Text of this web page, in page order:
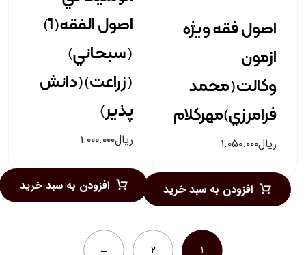
اصول فقه ويژه
ازمون
وکالت(محمد
فرامرزي)مهرکلام
ریال۱.۰۵۰.۰۰۰
افزودن به سبد خرید
اصول الفقه(1)
(سبحاني)
(زراعت)(دانش
پذير)
ریال۱.۰۰۰.۰۰۰
افزودن به سبد خرید
1
2
←